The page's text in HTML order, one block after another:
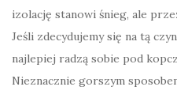
izolację stanowi śnieg, ale
Jeśli zdecydujemy się na tą
najlepiej radzą sobie pod
Nieznacznie gorszym